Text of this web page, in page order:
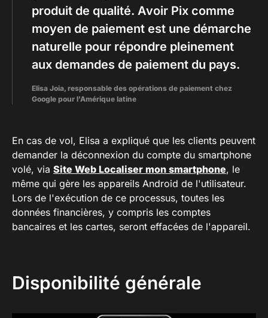
produit de qualité. Avoir Pix comme
moyen de paiement est une démarche
naturelle pour répondre pleinement
aux demandes de paiement du pays.
Elisa Joia, responsable des opérations de paiement chez
Google pour l'Amérique latine
En cas de vol, Elisa a expliqué que les clients peuvent
demander la déconnexion du compte du smartphone
volé, via Site Web Localiser mon smartphone, le
même qui gère les appareils Android de l'utilisateur.
Lors de l'exécution de ce processus, toutes les
données financières, y compris les comptes
bancaires et les cartes, seront effacées de l'appareil.
Disponibilité générale